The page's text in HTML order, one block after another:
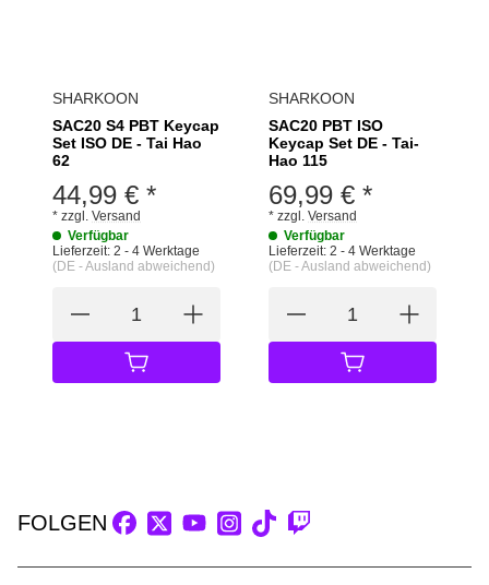
SHARKOON
SAC20 S4 PBT Keycap
Set ISO DE - Tai Hao
62
44,99 € *
* zzgl. Versand
Verfügbar
Lieferzeit: 2 - 4 Werktage
(DE - Ausland abweichend)
IN DEN WARENKORB
SHARKOON
SAC20 PBT ISO
Keycap Set DE - Tai-
Hao 115
69,99 € *
* zzgl. Versand
Verfügbar
Lieferzeit: 2 - 4 Werktage
(DE - Ausland abweichend)
IN DEN
FOLGEN